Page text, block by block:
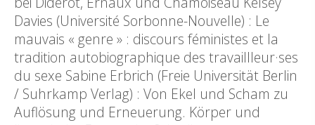
Davies (Université Sorbonne-Nouvelle) : Le
mauvais « genre » : discours féministes et la
tradition autobiographique des travaillleur·ses
du sexe Sabine Erbrich (Freie Universität Berlin
/ Suhrkamp Verlag) : Von Ekel und Scham zu
Auflösung und Erneuerung. Körper und